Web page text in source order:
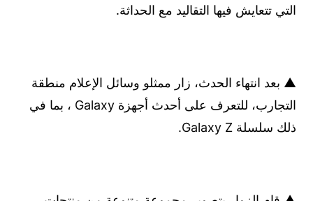
التي تتعايش فيها التقاليد مع الحداثة.
▲ بعد انتهاء الحدث، زار ممثلو وسائل الإعلام منطقة
التجارب، للتعرف على أحدث أجهزة Galaxy ، بما في
ذلك سلسلة Galaxy Z.